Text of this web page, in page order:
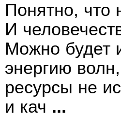
Понятно, что
И
Можно будет
энергию
ресурсы не
и кач ...